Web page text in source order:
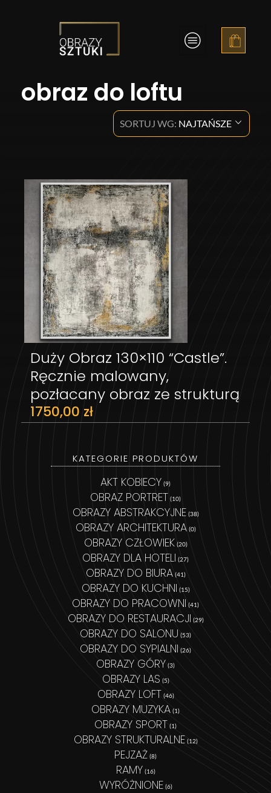
obraz do loftu
SORTUJ WG: NAJTAŃSZE
Duży Obraz 130×110 “Castle”.
Ręcznie malowany,
pozłacany obraz ze strukturą
1750,00 zł
DODAJ DO KOSZYKA
KATEGORIE PRODUKTÓW
AKT KOBIECY (9)
OBRAZ PORTRET (10)
OBRAZY ABSTRAKCYJNE (38)
OBRAZY ARCHITEKTURA (0)
OBRAZY CZŁOWIEK (20)
OBRAZY DLA HOTELI (27)
OBRAZY DO BIURA (41)
OBRAZY DO KUCHNI (15)
OBRAZY DO PRACOWNI (41)
OBRAZY DO RESTAURACJI (29)
OBRAZY DO SALONU (53)
OBRAZY DO SYPIALNI (26)
OBRAZY GÓRY (3)
OBRAZY LAS (5)
OBRAZY LOFT (46)
OBRAZY MUZYKA (1)
OBRAZY SPORT (1)
OBRAZY STRUKTURALNE (12)
PEJZAŻ (8)
RAMY (16)
WYRÓŻNIONE (6)